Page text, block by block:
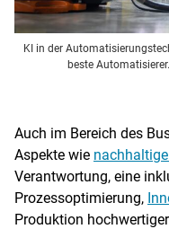
KI in der
beste Automatisierer.
Auch im Bereich des
Aspekte wie
Verantwortung, eine
Prozessoptimierung,
Produktion